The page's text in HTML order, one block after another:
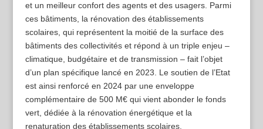
et un meilleur confort des agents et des usagers. Parmi
ces bâtiments, la rénovation des établissements
scolaires, qui représentent la moitié de la surface des
bâtiments des collectivités et répond à un triple enjeu –
climatique, budgétaire et de transmission – fait l’objet
d’un plan spécifique lancé en 2023. Le soutien de l’Etat
est ainsi renforcé en 2024 par une enveloppe
complémentaire de 500 M€ qui vient abonder le fonds
vert, dédiée à la rénovation énergétique et la
renaturation des établissements scolaires.